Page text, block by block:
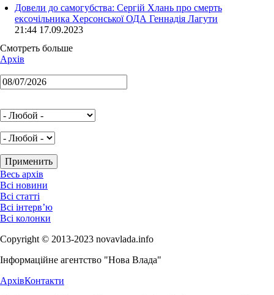
Довели до самогубства: Сергій Хлань про смерть
ексочільника Херсонської ОДА Геннадія Лагути
21:44 17.09.2023
Смотреть больше
Архів
Весь архів
Всі новини
Всі статті
Всі інтерв’ю
Всі колонки
Copyright © 2013-2023 novavlada.info
Інформаційне агентство "Нова Влада"
АрхівКонтакти